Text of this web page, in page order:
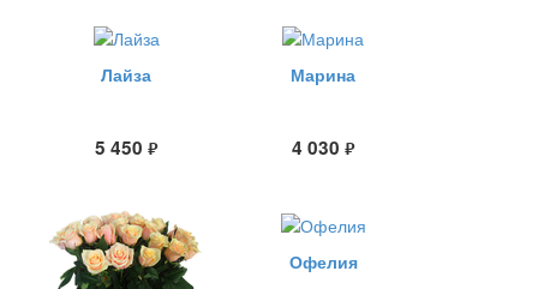
Лайза
5 450 руб.
Марина
4 030 руб.
Офелия